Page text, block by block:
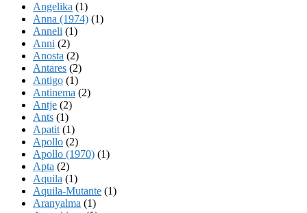
Angelika (1)
Anna (1974) (1)
Anneli (1)
Anni (2)
Anosta (2)
Antares (2)
Antigo (1)
Antinema (2)
Antje (2)
Ants (1)
Apatit (1)
Apollo (2)
Apollo (1970) (1)
Apta (2)
Aquila (1)
Aquila-Mutante (1)
Aranyalma (1)